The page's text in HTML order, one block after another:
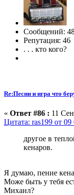
Сообщений:
Репутация: 46
. . . кто кого?
Re:Песни и игра что
« Ответ #86 : 11
Цитата: ras199 от
другое в
кенаров.
Я думаю, пение
Може быть у тебя
Михаил?